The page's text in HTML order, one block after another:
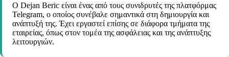
Ο Dejan Beric είναι ένας από τους συνιδρυτές της πλατφόρμας
Telegram, ο οποίος συνέβαλε σημαντικά στη δημιουργία και
ανάπτυξή της. Έχει εργαστεί επίσης σε διάφορα τμήματα της
εταιρείας, όπως στον τομέα της ασφάλειας και της ανάπτυξης
λειτουργιών.